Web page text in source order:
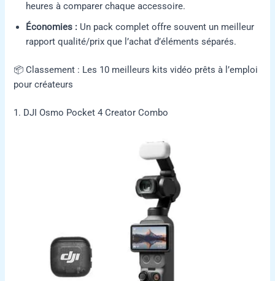
heures à comparer chaque accessoire.
Économies : Un pack complet offre souvent un meilleur
rapport qualité/prix que l’achat d’éléments séparés.
📦 Classement : Les 10 meilleurs kits vidéo prêts à l’emploi
pour créateurs
1. DJI Osmo Pocket 4 Creator Combo